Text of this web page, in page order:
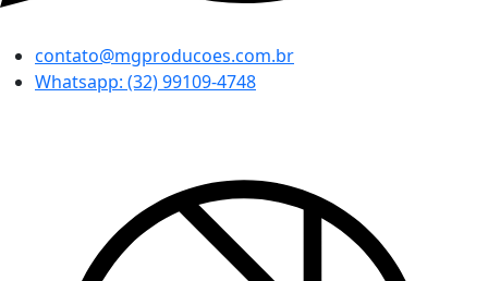
contato@mgproducoes.com.br
Whatsapp: (32) 99109-4748